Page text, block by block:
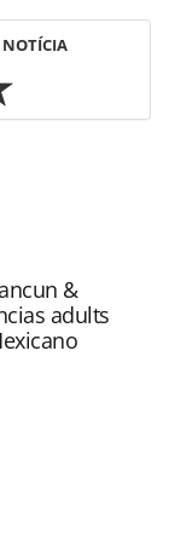
NOTÍCIA
e-menos-
ou as
conteúdo
pela
reproduza o
&
adults